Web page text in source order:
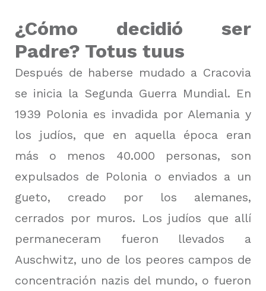
¿Cómo decidió ser
Padre? Totus tuus
Después de haberse mudado a Cracovia
se inicia la Segunda Guerra Mundial. En
1939 Polonia es invadida por Alemania y
los judíos, que en aquella época eran
más o menos 40.000 personas, son
expulsados de Polonia o enviados a un
gueto, creado por los alemanes,
cerrados por muros. Los judíos que allí
permaneceram fueron llevados a
Auschwitz, uno de los peores campos de
concentración nazis del mundo, o fueron